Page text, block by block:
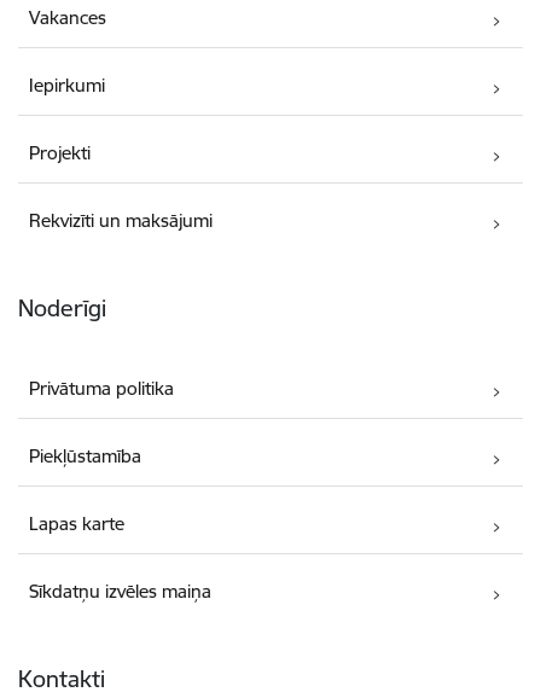
Vakances
Iepirkumi
Projekti
Rekvizīti un maksājumi
Noderīgi
Privātuma politika
Piekļūstamība
Lapas karte
Sīkdatņu izvēles maiņa
Kontakti